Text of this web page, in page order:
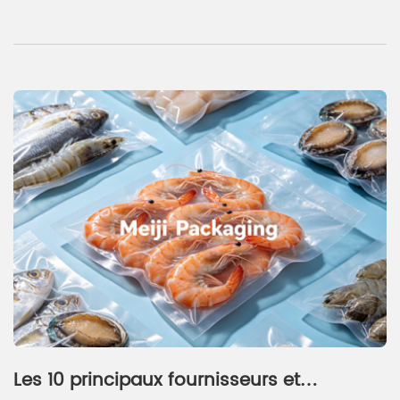
Les 10 principaux fournisseurs et